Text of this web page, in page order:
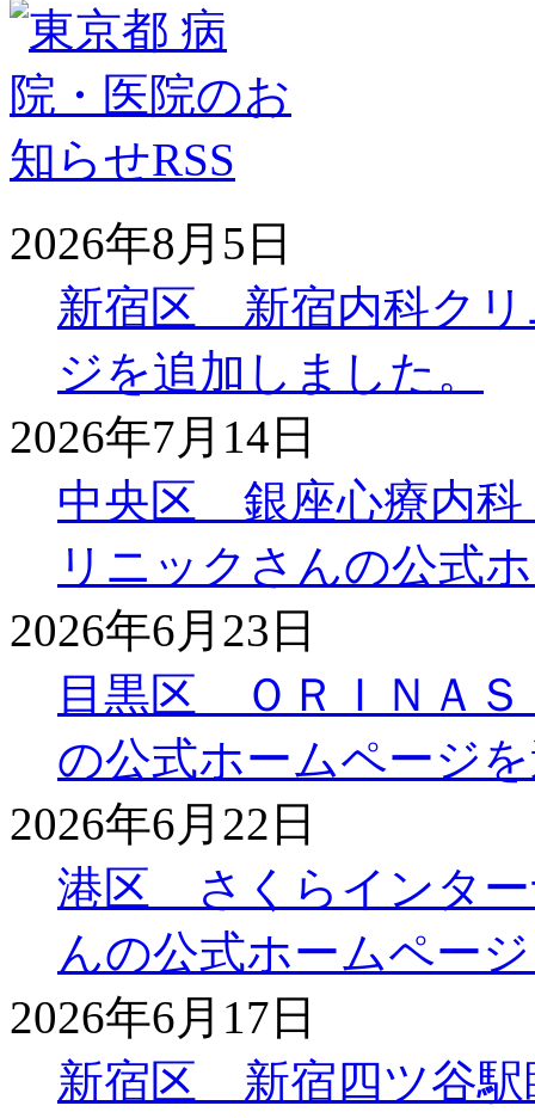
2026年8月5日
新宿区 新宿内科クリ
ジを追加しました。
2026年7月14日
中央区 銀座心療内科
リニックさんの公式
2026年6月23日
目黒区 ＯＲＩＮＡ
の公式ホームページ
2026年6月22日
港区 さくらインター
んの公式ホームペー
2026年6月17日
新宿区 新宿四ツ谷駅